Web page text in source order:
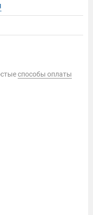
способы оплаты